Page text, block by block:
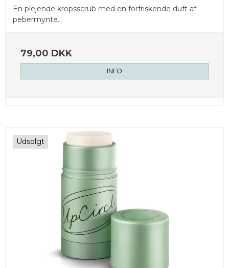
En plejende kropsscrub med en forfriskende duft af
pebermynte.
79,00 DKK
INFO
Udsolgt